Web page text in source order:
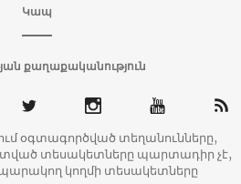
Կապ
քաղաքականություն
օգտագործված տեղանունները,
տեսակետները պարտադիր չէ,
կողմի տեսակետները